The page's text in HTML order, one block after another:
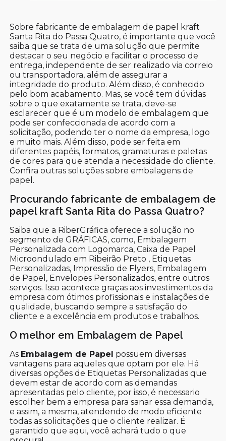
Sobre fabricante de embalagem de papel kraft
Santa Rita do Passa Quatro, é importante que você
saiba que se trata de uma solução que permite
destacar o seu negócio e facilitar o processo de
entrega, independente de ser realizado via correio
ou transportadora, além de assegurar a
integridade do produto. Além disso, é conhecido
pelo bom acabamento. Mas, se você tem dúvidas
sobre o que exatamente se trata, deve-se
esclarecer que é um modelo de embalagem que
pode ser confeccionada de acordo com a
solicitação, podendo ter o nome da empresa, logo
e muito mais. Além disso, pode ser feita em
diferentes papéis, formatos, gramaturas e paletas
de cores para que atenda a necessidade do cliente.
Confira outras soluções sobre embalagens de
papel.
Procurando fabricante de embalagem de
papel kraft Santa Rita do Passa Quatro?
Saiba que a RiberGráfica oferece a solução no
segmento de GRÁFICAS, como, Embalagem
Personalizada com Logomarca, Caixa de Papel
Microondulado em Ribeirão Preto , Etiquetas
Personalizadas, Impressão de Flyers, Embalagem
de Papel, Envelopes Personalizados, entre outros
serviços. Isso acontece graças aos investimentos da
empresa com ótimos profissionais e instalações de
qualidade, buscando sempre a satisfação do
cliente e a excelência em produtos e trabalhos.
O melhor em Embalagem de Papel
As Embalagem de Papel possuem diversas
vantagens para aqueles que optam por ele. Há
diversas opções de Etiquetas Personalizadas que
devem estar de acordo com as demandas
apresentadas pelo cliente, por isso, é necessario
escolher bem a empresa para sanar essa demanda,
e assim, a mesma, atendendo de modo eficiente
todas as solicitações que o cliente realizar. É
garantido que aqui, você achará tudo o que